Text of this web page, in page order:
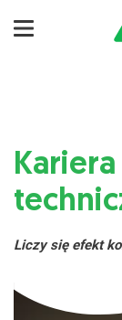
Liczy się efekt